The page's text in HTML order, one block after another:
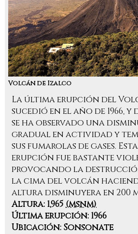
Volcán de Izalco
La última erupción del
sucedió en el año de 1966, y
se ha observado una
gradual en actividad y
sus fumarolas de gases.
erupción fue bastante
provocando la
la cima del volcán
altura disminuyera en 200
Altura: 1,965(msnm)
Última erupción: 1966
Ubicación: Sonsonate